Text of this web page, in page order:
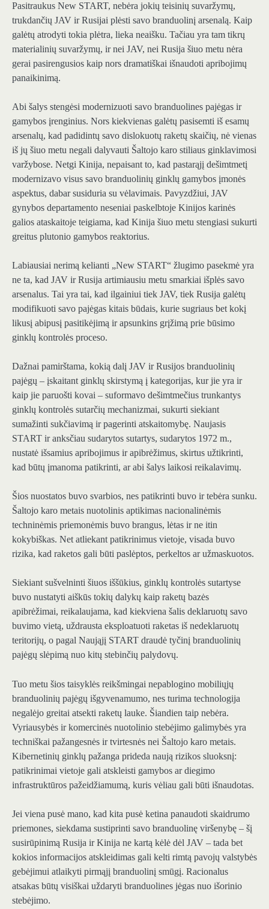
Pasitraukus New START, nebėra jokių teisinių suvaržymų,
trukdančių JAV ir Rusijai plėsti savo branduolinį arsenalą. Kaip
galėtų atrodyti tokia plėtra, lieka neaišku. Tačiau yra tam tikrų
materialinių suvaržymų, ir nei JAV, nei Rusija šiuo metu nėra
gerai pasirengusios kaip nors dramatiškai išnaudoti apribojimų
panaikinimą.
Abi šalys stengėsi modernizuoti savo branduolines pajėgas ir
gamybos įrenginius. Nors kiekvienas galėtų pasisemti iš esamų
arsenalų, kad padidintų savo dislokuotų raketų skaičių, nė vienas
iš jų šiuo metu negali dalyvauti Šaltojo karo stiliaus ginklavimosi
varžybose. Netgi Kinija, nepaisant to, kad pastarąjį dešimtmetį
modernizavo visus savo branduolinių ginklų gamybos įmonės
aspektus, dabar susiduria su vėlavimais. Pavyzdžiui, JAV
gynybos departamento neseniai paskelbtoje Kinijos karinės
galios ataskaitoje teigiama, kad Kinija šiuo metu stengiasi sukurti
greitus plutonio gamybos reaktorius.
Labiausiai nerimą kelianti „New START“ žlugimo pasekmė yra
ne ta, kad JAV ir Rusija artimiausiu metu smarkiai išplės savo
arsenalus. Tai yra tai, kad ilgainiui tiek JAV, tiek Rusija galėtų
modifikuoti savo pajėgas kitais būdais, kurie sugriaus bet kokį
likusį abipusį pasitikėjimą ir apsunkins grįžimą prie būsimo
ginklų kontrolės proceso.
Dažnai pamirštama, kokią dalį JAV ir Rusijos branduolinių
pajėgų – įskaitant ginklų skirstymą į kategorijas, kur jie yra ir
kaip jie paruošti kovai – suformavo dešimtmečius trunkantys
ginklų kontrolės sutarčių mechanizmai, sukurti siekiant
sumažinti sukčiavimą ir pagerinti atskaitomybę. Naujasis
START ir anksčiau sudarytos sutartys, sudarytos 1972 m.,
nustatė išsamius apribojimus ir apibrėžimus, skirtus užtikrinti,
kad būtų įmanoma patikrinti, ar abi šalys laikosi reikalavimų.
Šios nuostatos buvo svarbios, nes patikrinti buvo ir tebėra sunku.
Šaltojo karo metais nuotolinis aptikimas nacionalinėmis
techninėmis priemonėmis buvo brangus, lėtas ir ne itin
kokybiškas. Net atliekant patikrinimus vietoje, visada buvo
rizika, kad raketos gali būti paslėptos, perkeltos ar užmaskuotos.
Siekiant sušvelninti šiuos iššūkius, ginklų kontrolės sutartyse
buvo nustatyti aiškūs tokių dalykų kaip raketų bazės
apibrėžimai, reikalaujama, kad kiekviena šalis deklaruotų savo
buvimo vietą, uždrausta eksploatuoti raketas iš nedeklaruotų
teritorijų, o pagal Naująjį START draudė tyčinį branduolinių
pajėgų slėpimą nuo kitų stebinčių palydovų.
Tuo metu šios taisyklės reikšmingai nepablogino mobiliųjų
branduolinių pajėgų išgyvenamumo, nes turima technologija
negalėjo greitai atsekti raketų lauke. Šiandien taip nebėra.
Vyriausybės ir komercinės nuotolinio stebėjimo galimybės yra
techniškai pažangesnės ir tvirtesnės nei Šaltojo karo metais.
Kibernetinių ginklų pažanga prideda naują rizikos sluoksnį:
patikrinimai vietoje gali atskleisti gamybos ar diegimo
infrastruktūros pažeidžiamumą, kuris vėliau gali būti išnaudotas.
Jei viena pusė mano, kad kita pusė ketina panaudoti skaidrumo
priemones, siekdama sustiprinti savo branduolinę viršenybę – šį
susirūpinimą Rusija ir Kinija ne kartą kėlė dėl JAV – tada bet
kokios informacijos atskleidimas gali kelti rimtą pavojų valstybės
gebėjimui atlaikyti pirmąjį branduolinį smūgį. Racionalus
atsakas būtų visiškai uždaryti branduolines jėgas nuo išorinio
stebėjimo.